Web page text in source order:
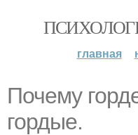
главная
Почему
гордые.